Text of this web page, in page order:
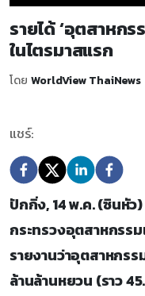
รายได้ ‘อุตสาหกร
ในไตรมาสแรก
โดย WorldView ThaiNews
แชร์:
ปักกิ่ง, 14 พ.ค. (ซินหั
กระทรวงอุตสาหกรร
รายงานว่าอุตสาหกร
ล้านล้านหยวน (ราว